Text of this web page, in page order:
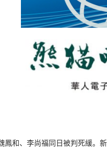
鳳和、李尚福同日被判死緩